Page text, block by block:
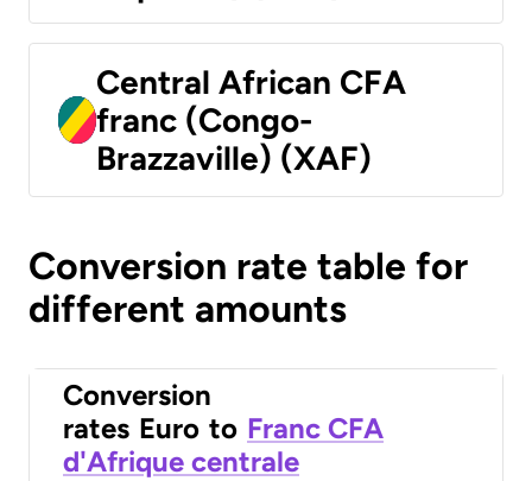
Central African CFA
franc (Congo-
Brazzaville) (XAF)
Conversion rate table for
different amounts
Conversion
rates Euro to Franc CFA
d'Afrique centrale